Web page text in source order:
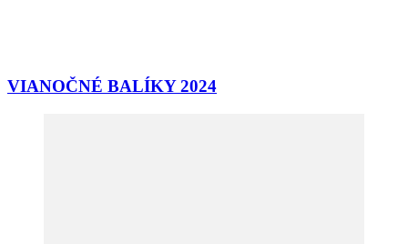
VIANOČNÉ BALÍKY 2024